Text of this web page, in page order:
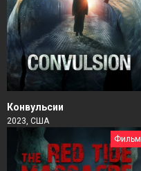
Конвульсии
2023, США
Фильм